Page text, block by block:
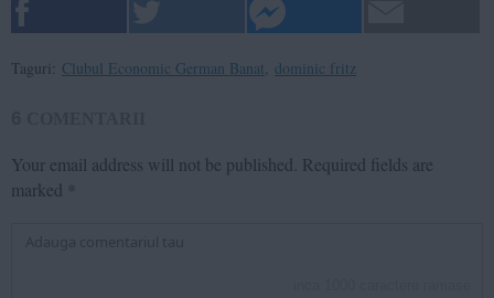
Taguri: Clubul Economic German Banat, dominic fritz
Your email address will not be published. Required fields are
marked *